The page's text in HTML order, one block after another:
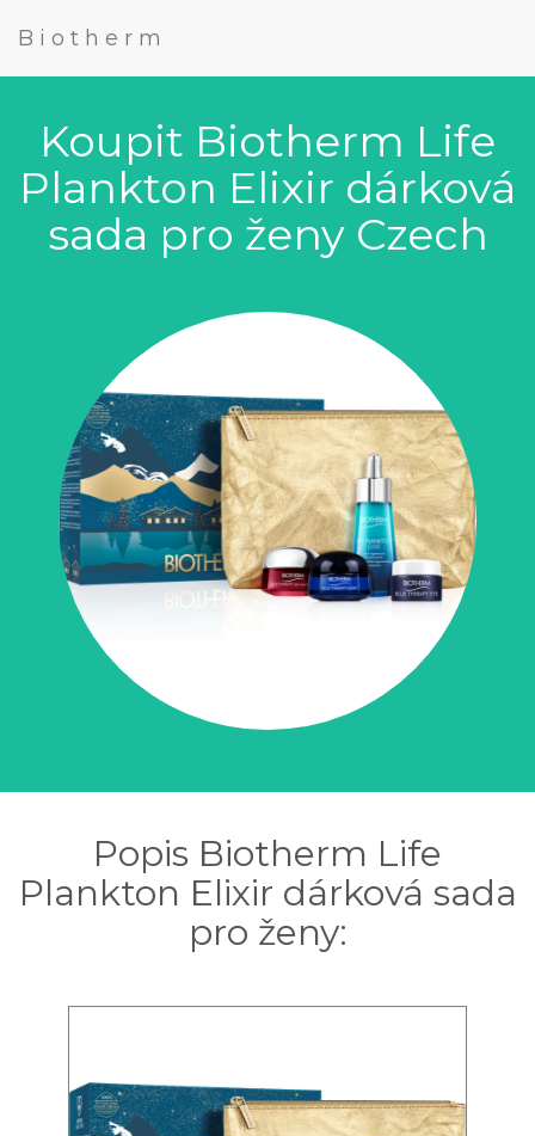
Biotherm
Koupit Biotherm Life
Plankton Elixir dárková
sada pro ženy Czech
Popis Biotherm Life
Plankton Elixir dárková sada
pro ženy: